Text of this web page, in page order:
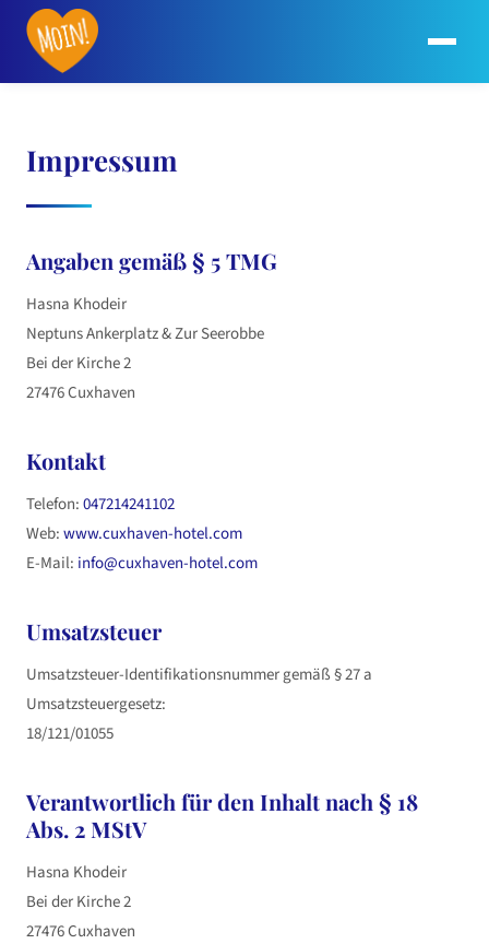
Impressum
Angaben gemäß § 5 TMG
Hasna Khodeir
Neptuns Ankerplatz & Zur Seerobbe
Bei der Kirche 2
27476 Cuxhaven
Kontakt
Telefon:047214241102
Web:www.cuxhaven-hotel.com
E-Mail: info@cuxhaven-hotel.com
Umsatzsteuer
Umsatzsteuer-Identifikationsnummer gemäß § 27 a
Umsatzsteuergesetz:
18/121/01055
Verantwortlich für den Inhalt nach § 18
Abs. 2 MStV
Hasna Khodeir
Bei der Kirche 2
27476 Cuxhaven